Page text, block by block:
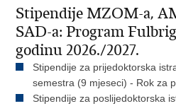
Stipendije MZOM-a,
SAD-a: Program
godinu 2026./2027.
Stipendije za prijedoktorska
semestra (9 mjeseci) - Rok za
Stipendije za poslijedoktorska